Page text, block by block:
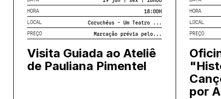
Toda a
HORA
18:00H
LOCAL
Coruchéus - Um Teatro ...
PREÇO
Marcação prévia pelo...
Visita Guiada ao Ateliê
de Pauliana Pimentel
HORA
LOCAL
PREÇO
por